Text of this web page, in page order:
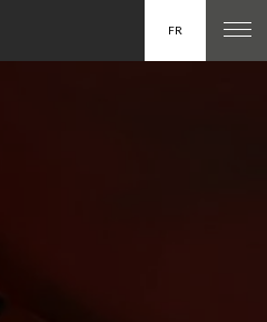
FR